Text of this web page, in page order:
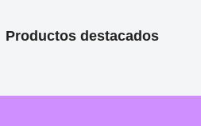
Productos destacados